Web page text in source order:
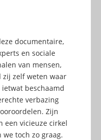
documentaire,
en sociale
van mensen,
zij zelf weten waar
beschaamd
verbazing
Zijn
een vicieuze cirkel
toch zo graag.